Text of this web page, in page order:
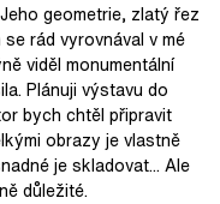
geometrie, zlatý řez
rád vyrovnával v mé
viděl monumentální
Plánuji výstavu do
bych chtěl připravit
obrazy je vlastně
je skladovat... Ale
důležité.